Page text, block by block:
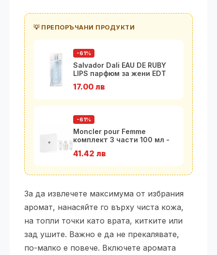
💡 ПРЕПОРЪЧАНИ ПРОДУКТИ
-61%
Salvador Dali EAU DE RUBY
LIPS парфюм за жени EDT
17.00 лв
-61%
Moncler pour Femme
комплект 3 части 100 мл -
41.42 лв
За да извлечете максимума от избрания
аромат, нанасяйте го върху чиста кожа,
на топли точки като врата, китките или
зад ушите. Важно е да не прекалявате,
по-малко е повече. Включете аромата